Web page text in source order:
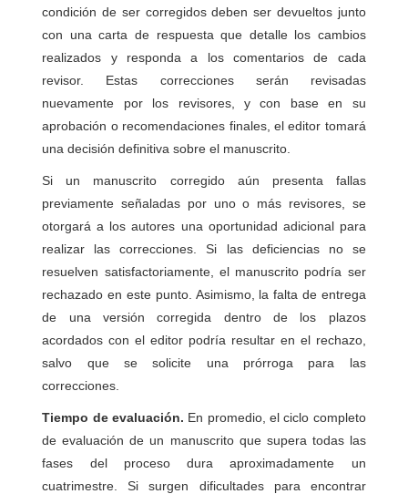
condición de ser corregidos deben ser devueltos junto
con una carta de respuesta que detalle los cambios
realizados y responda a los comentarios de cada
revisor. Estas correcciones serán revisadas
nuevamente por los revisores, y con base en su
aprobación o recomendaciones finales, el editor tomará
una decisión definitiva sobre el manuscrito.
Si un manuscrito corregido aún presenta fallas
previamente señaladas por uno o más revisores, se
otorgará a los autores una oportunidad adicional para
realizar las correcciones. Si las deficiencias no se
resuelven satisfactoriamente, el manuscrito podría ser
rechazado en este punto. Asimismo, la falta de entrega
de una versión corregida dentro de los plazos
acordados con el editor podría resultar en el rechazo,
salvo que se solicite una prórroga para las
correcciones.
Tiempo de evaluación. En promedio, el ciclo completo
de evaluación de un manuscrito que supera todas las
fases del proceso dura aproximadamente un
cuatrimestre. Si surgen dificultades para encontrar